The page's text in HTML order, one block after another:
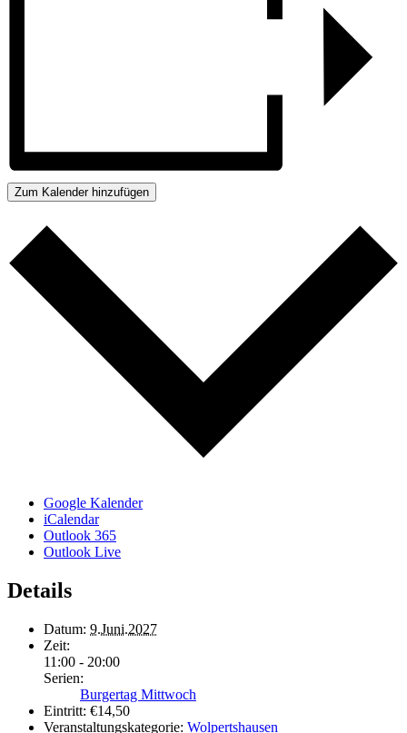
Zum Kalender hinzufügen
Google Kalender
iCalendar
Outlook 365
Outlook Live
Details
Datum: 9.Juni.2027
Zeit:
11:00 - 20:00
Serien:
Burgertag Mittwoch
Eintritt: €14,50
Veranstaltungskategorie: Wolpertshausen